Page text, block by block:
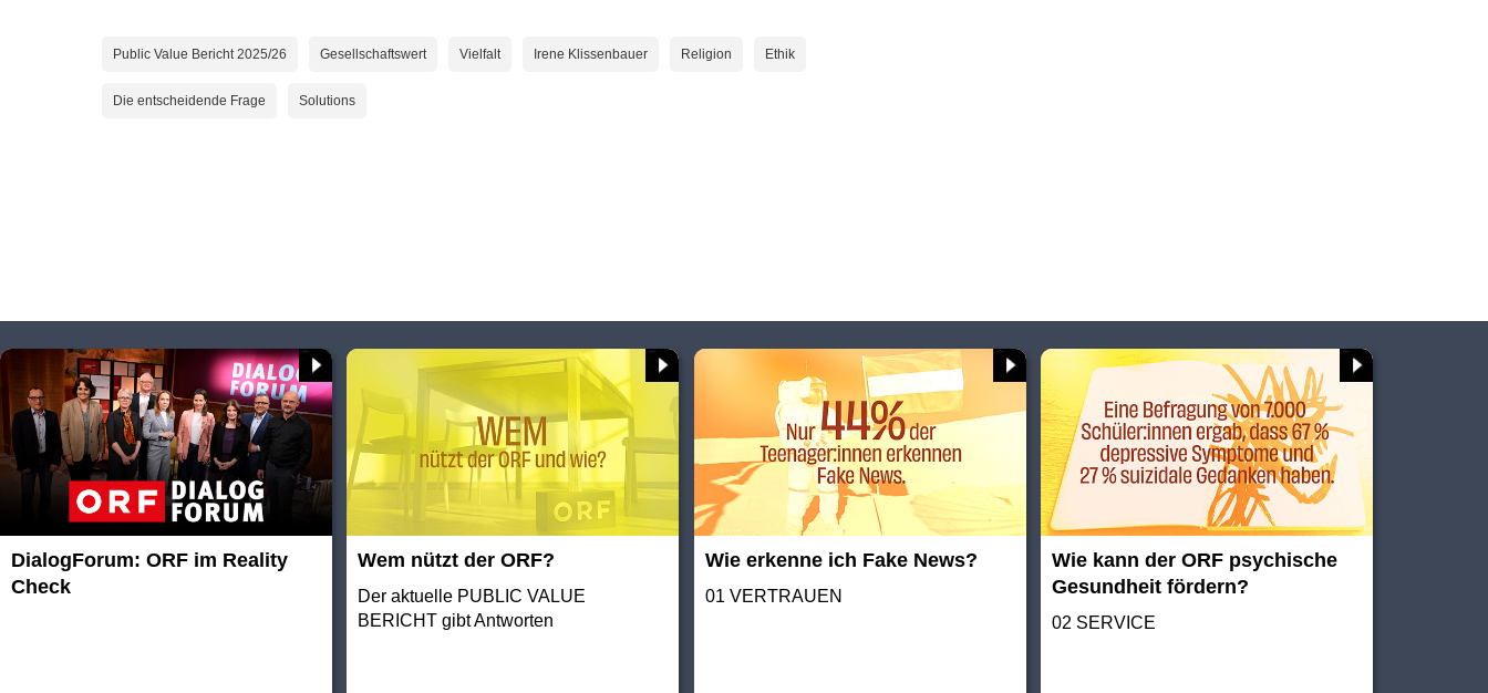
Public Value Bericht 2025/26 Gesellschaftswert Vielfalt Irene Klissenbauer Religion Ethik
Die entscheidende Frage Solutions
DialogForum: ORF im Reality
Check
Wem nützt der ORF?
Der aktuelle PUBLIC VALUE
BERICHT gibt Antworten
Wie erkenne ich Fake News?
01 VERTRAUEN
Wie kann der ORF psychische
Gesundheit fördern?
02 SERVICE